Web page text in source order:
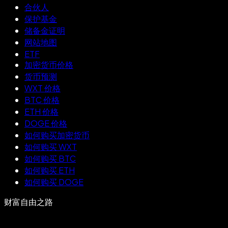
合伙人
保护基金
储备金证明
网站地图
ETF
加密货币价格
货币预测
WXT 价格
BTC 价格
ETH 价格
DOGE 价格
如何购买加密货币
如何购买 WXT
如何购买 BTC
如何购买 ETH
如何购买 DOGE
财富自由之路